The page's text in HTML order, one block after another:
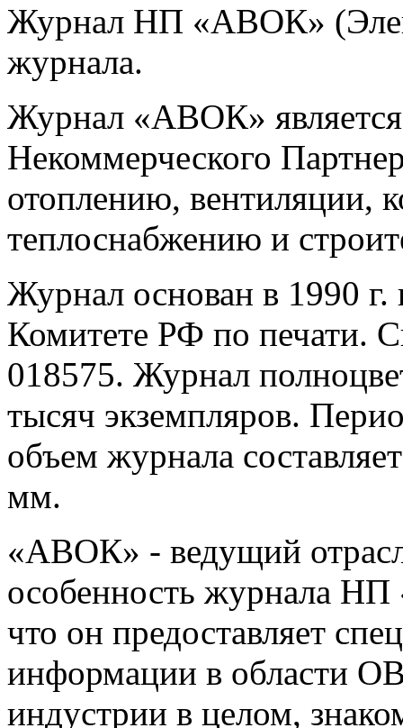
Журнал НП «АВОК»
журнала.
Журнал «АВОК»
Некоммерческого
отоплению, вентиляции,
теплоснабжению и
Журнал основан в 1990 г.
Комитете РФ по печати.
018575. Журнал
тысяч экземпляров.
объем журнала
мм.
«АВОК» - ведущий
особенность журнала
что он предоставляет
информации в области
индустрии в целом,